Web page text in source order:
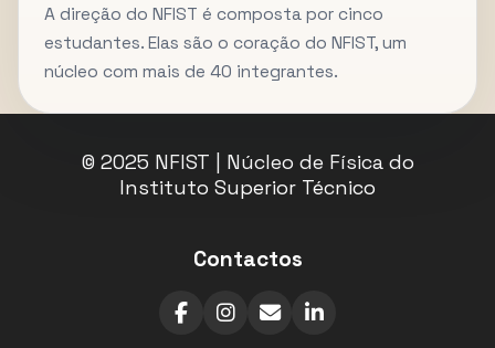
A direção do NFIST é composta por cinco
estudantes. Elas são o coração do NFIST, um
núcleo com mais de 40 integrantes.
© 2025 NFIST | Núcleo de Física do
Instituto Superior Técnico
Contactos